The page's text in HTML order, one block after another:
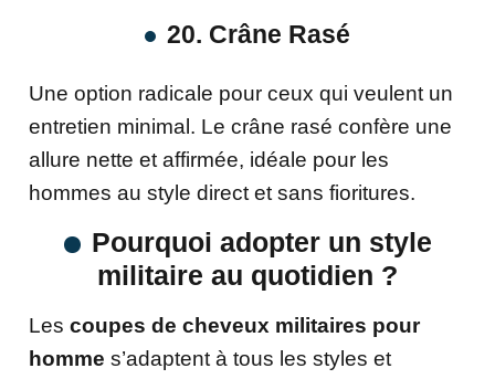
20. Crâne Rasé
Une option radicale pour ceux qui veulent un
entretien minimal. Le crâne rasé confère une
allure nette et affirmée, idéale pour les
hommes au style direct et sans fioritures.
Pourquoi adopter un style
militaire au quotidien ?
Les coupes de cheveux militaires pour
homme s’adaptent à tous les styles et